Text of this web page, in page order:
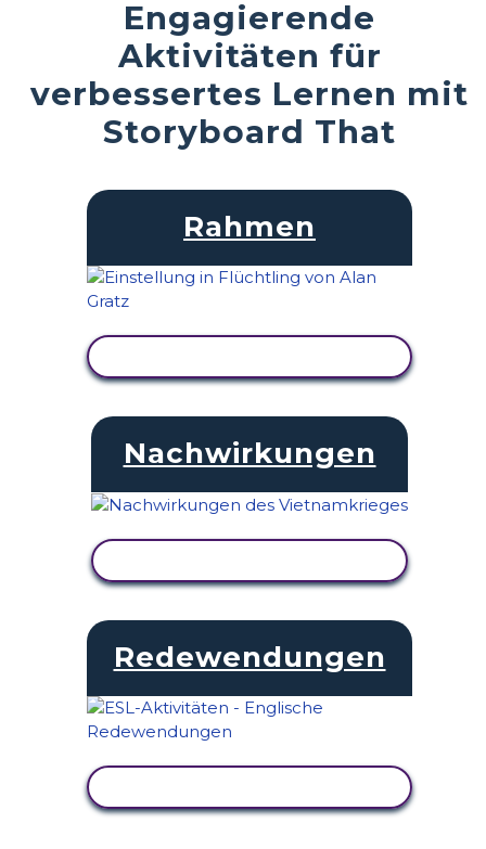
Engagierende
Aktivitäten für
verbessertes Lernen mit
Storyboard That
Rahmen
Nachwirkungen
Redewendungen